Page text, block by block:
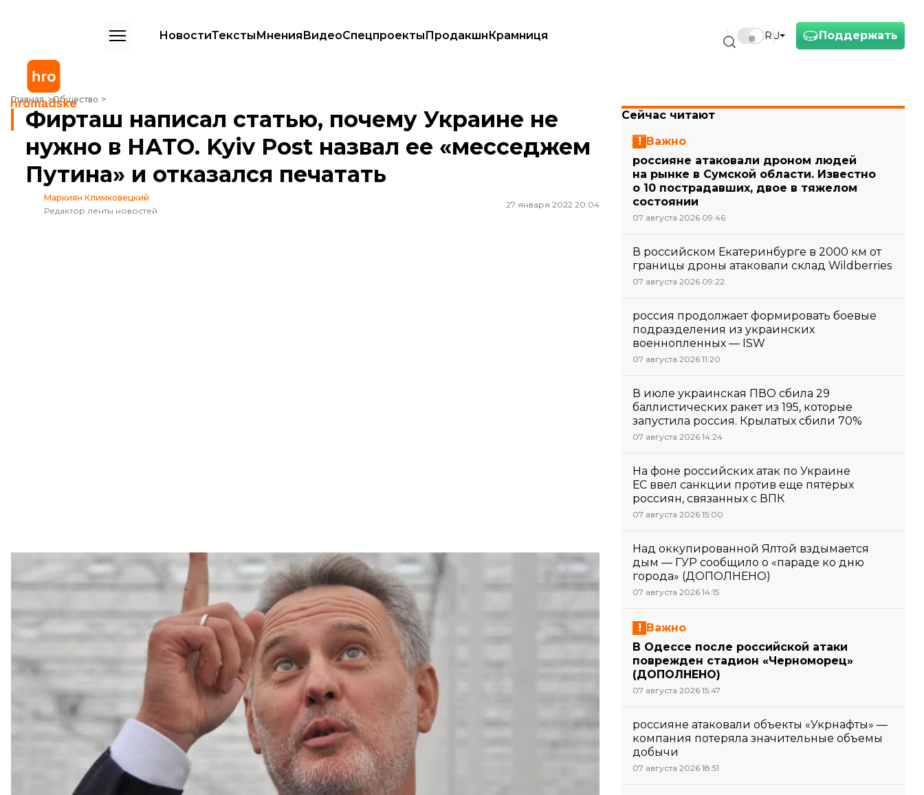
Поддержать
RU
НовостиТекстыМненияВидеоСпецпроектыПродакшнКрамниця
Главная Общество
Фирташ написал статью, почему Украине не нужно в НАТО. Kyiv Post назвал ее «месседжем Путина» и отказался печатать
Фирташ написал статью, почему Украине не
нужно в НАТО. Kyiv Post назвал ее «месседжем
Путина» и отказался печатать
Маркиян Климковецкий
Редактор ленты новостей
27 января 2022 20:04
Дмитрий Фирташ во время открытия тепличного комплекса DF Agro в Тернопольской области, 21 сентября 2012 года
УНИАН
Украинский олигарх Дмитрий Фирташ написал статью, где рассказал, почему Украина должна
соблюдать нейтралитет и не выбирать между членством в НАТО и пророссийским путем развития.
Издание Kyiv Post отказалось это публиковать, поскольку статья продвигает «основной месседж
Статью Фирташа на платформе Medium опубликовал
его адвокат Ленни Дэвис, о собственном
отказе публиковать статью
пишет
KyivPost.
«Мой вопрос сегодня таков: почему Украина должна быть вынуждена выбирать между тем, чтобы
быть антироссийской и членом НАТО или пророссийской и антинатовской? Почему мы не можем
быть нейтральными — "Швейцария Евразии?" Это соответствовало бы исторической позиции
, — говорится в статье Фирташа.
Он также пишет, что Америка, Европа и Россия могут извлечь выгоду от нейтральной Украины как
экономические и торговые партнеры со всеми, а не военные союзники.
Сейчас читают
Важно
россияне атаковали дроном людей
на рынке в Сумской области. Известно
о 10 пострадавших, двое в тяжелом
состоянии
07 августа 2026 09:46
В российском Екатеринбурге в 2000 км от
границы дроны атаковали склад Wildberries
07 августа 2026 09:22
россия продолжает формировать боевые
подразделения из украинских
военнопленных — ISW
07 августа 2026 11:20
В июле украинская ПВО сбила 29
баллистических ракет из 195, которые
запустила россия. Крылатых сбили 70%
07 августа 2026 14:24
На фоне российских атак по Украине
ЕС ввел санкции против еще пятерых
россиян, связанных с ВПК
07 августа 2026 15:00
Над оккупированной Ялтой вздымается
дым — ГУР сообщило о «параде ко дню
города» (ДОПОЛНЕНО)
07 августа 2026 14:15
Важно
В Одессе после российской атаки
поврежден стадион «Черноморец»
(ДОПОЛНЕНО)
07 августа 2026 15:47
россияне атаковали объекты «Укрнафты» —
компания потеряла значительные объемы
добычи
07 августа 2026 18:51